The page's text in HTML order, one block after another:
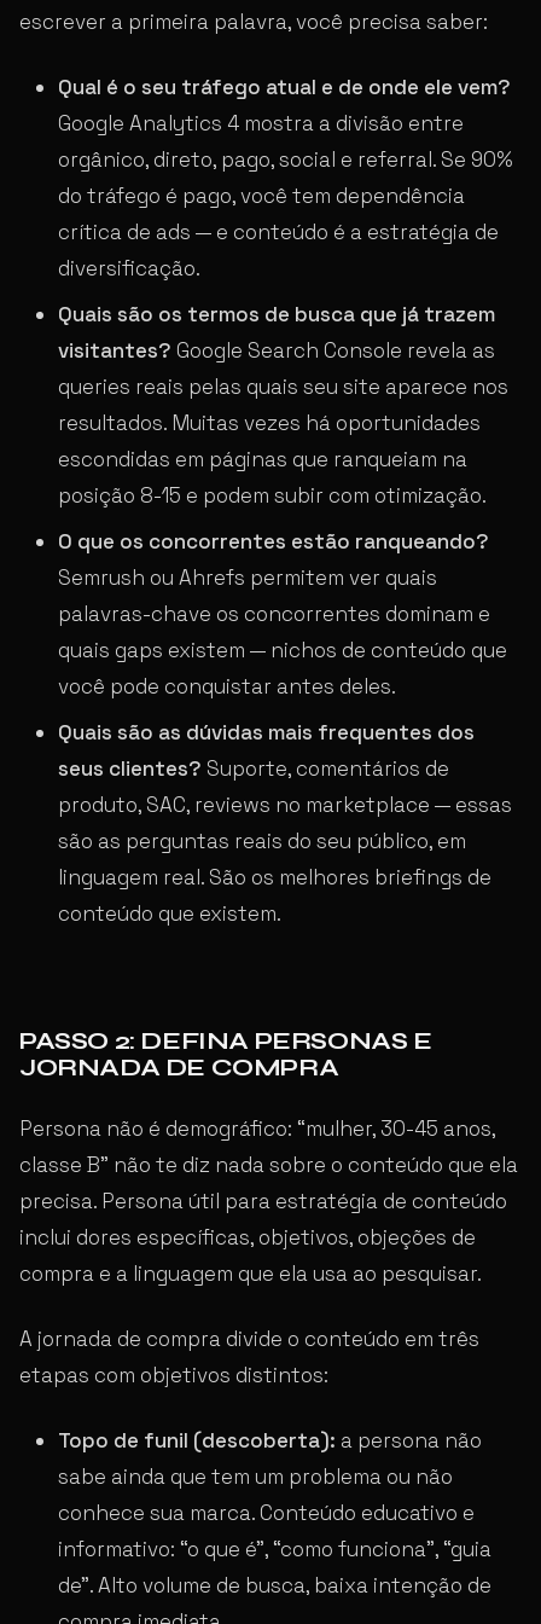
escrever a primeira palavra, você precisa saber:
Qual é o seu tráfego atual e de onde ele vem?
Google Analytics 4 mostra a divisão entre
orgânico, direto, pago, social e referral. Se 90%
do tráfego é pago, você tem dependência
crítica de ads — e conteúdo é a estratégia de
diversificação.
Quais são os termos de busca que já trazem
visitantes? Google Search Console revela as
queries reais pelas quais seu site aparece nos
resultados. Muitas vezes há oportunidades
escondidas em páginas que ranqueiam na
posição 8-15 e podem subir com otimização.
O que os concorrentes estão ranqueando?
Semrush ou Ahrefs permitem ver quais
palavras-chave os concorrentes dominam e
quais gaps existem — nichos de conteúdo que
você pode conquistar antes deles.
Quais são as dúvidas mais frequentes dos
seus clientes? Suporte, comentários de
produto, SAC, reviews no marketplace — essas
são as perguntas reais do seu público, em
linguagem real. São os melhores briefings de
conteúdo que existem.
PASSO 2: DEFINA PERSONAS E
JORNADA DE COMPRA
Persona não é demográfico: “mulher, 30-45 anos,
classe B” não te diz nada sobre o conteúdo que ela
precisa. Persona útil para estratégia de conteúdo
inclui dores específicas, objetivos, objeções de
compra e a linguagem que ela usa ao pesquisar.
A jornada de compra divide o conteúdo em três
etapas com objetivos distintos:
Topo de funil (descoberta): a persona não
sabe ainda que tem um problema ou não
conhece sua marca. Conteúdo educativo e
informativo: “o que é”, “como funciona”, “guia
de”. Alto volume de busca, baixa intenção de